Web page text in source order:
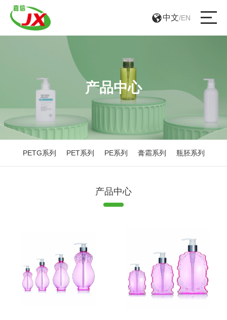
中文/EN
产品中心
PETG系列 PET系列 PE系列 膏霜系列 瓶胚系列
产品中心